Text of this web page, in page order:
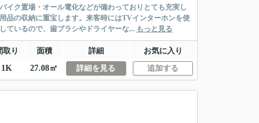
イク置場・オール電化などが備わっておりとても充実し
品の収納に重宝します。来客時にはTVインターホンを使
ているので、歯ブラシやドライヤーな... もっと見る
取り 面積 詳細
お気に入り
1K 27.08㎡ 詳細を見る 追加する